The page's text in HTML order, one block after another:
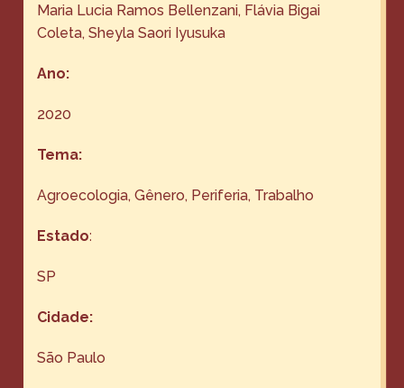
Maria Lucia Ramos Bellenzani, Flávia Bigai
Coleta, Sheyla Saori Iyusuka
Ano:
2020
Tema:
Agroecologia, Gênero, Periferia, Trabalho
Estado:
SP
Cidade:
São Paulo